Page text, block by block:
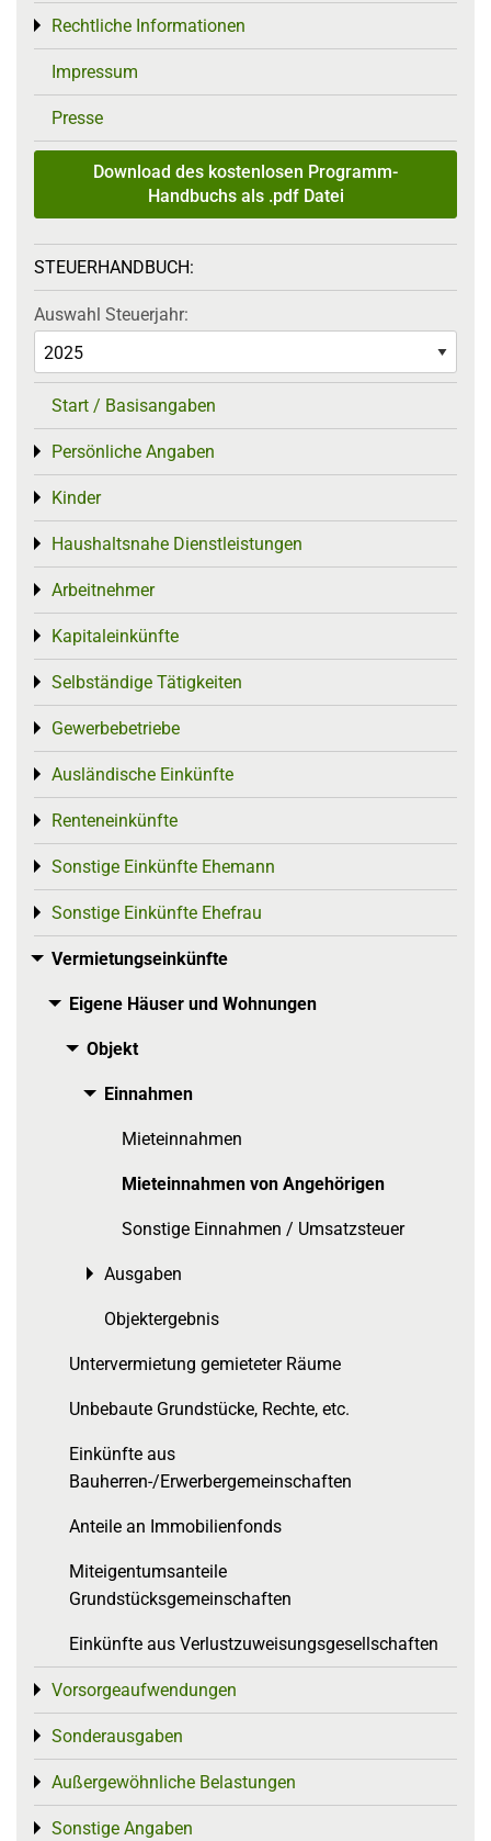
Rechtliche Informationen
Toggle menu
Impressum
Presse
Download des kostenlosen Programm-
Handbuchs als .pdf Datei
STEUERHANDBUCH:
Auswahl Steuerjahr:
Start / Basisangaben
Persönliche Angaben
Toggle menu
Kinder
Toggle menu
Haushaltsnahe Dienstleistungen
Toggle menu
Arbeitnehmer
Toggle menu
Kapitaleinkünfte
Toggle menu
Selbständige Tätigkeiten
Toggle menu
Gewerbebetriebe
Toggle menu
Ausländische Einkünfte
Toggle menu
Renteneinkünfte
Toggle menu
Sonstige Einkünfte Ehemann
Toggle menu
Sonstige Einkünfte Ehefrau
Toggle menu
Vermietungseinkünfte
Toggle menu
Eigene Häuser und Wohnungen
Toggle menu
Objekt
Toggle menu
Einnahmen
Toggle menu
Mieteinnahmen
Mieteinnahmen von Angehörigen
Sonstige Einnahmen / Umsatzsteuer
Ausgaben
Toggle menu
Objektergebnis
Untervermietung gemieteter Räume
Unbebaute Grundstücke, Rechte, etc.
Einkünfte aus
Bauherren-/Erwerbergemeinschaften
Anteile an Immobilienfonds
Miteigentumsanteile
Grundstücksgemeinschaften
Einkünfte aus Verlustzuweisungsgesellschaften
Vorsorgeaufwendungen
Toggle menu
Sonderausgaben
Toggle menu
Außergewöhnliche Belastungen
Toggle menu
Sonstige Angaben
Toggle menu